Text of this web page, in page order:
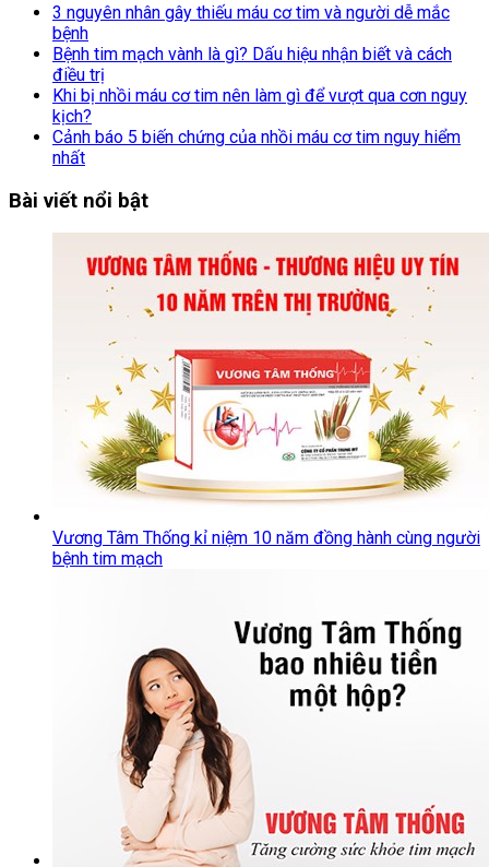
3 nguyên nhân gây thiếu máu cơ tim và người dễ mắc
bệnh
Bệnh tim mạch vành là gì? Dấu hiệu nhận biết và cách
điều trị
Khi bị nhồi máu cơ tim nên làm gì để vượt qua cơn nguy
kịch?
Cảnh báo 5 biến chứng của nhồi máu cơ tim nguy hiểm
nhất
Bài viết nổi bật
Vương Tâm Thống kỉ niệm 10 năm đồng hành cùng người
bệnh tim mạch